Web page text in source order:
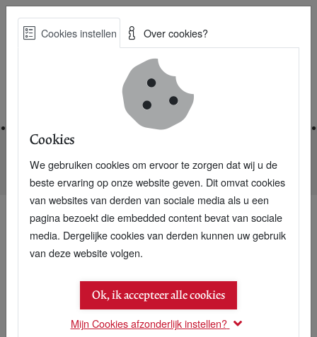
Skip
Best Practices voor een duurzame toekomst
Nieuwsarchief De Nieuwe Businessagenda 2019
24 januari 2019
De Nieuwe
Businessagenda 2019
Cookies instellen Over cookies?
Cookies
We gebruiken cookies om ervoor te zorgen dat wij u de
beste ervaring op onze website geven. Dit omvat cookies
van websites van derden van sociale media als u een
pagina bezoekt die embedded content bevat van sociale
media. Dergelijke cookies van derden kunnen uw gebruik
van deze website volgen.
Ok, ik accepteer alle cookies
Mijn Cookies afzonderlijk instellen?